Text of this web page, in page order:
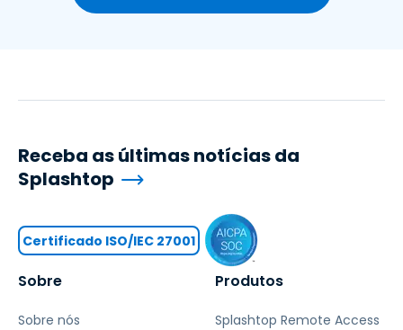
Sobre
Sobre nós
Produtos
Splashtop Remote Access
Receba as últimas notícias da
Splashtop
Certificado ISO/IEC 27001